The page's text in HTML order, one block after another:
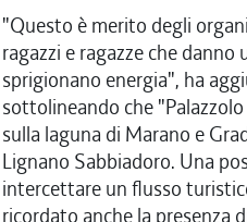
"Questo è merito degli
ragazzi e ragazze che danno
sprigionano energia", ha
sottolineando che
sulla laguna di Marano e
Lignano Sabbiadoro. Una
intercettare un flusso
ricordato anche la presenza